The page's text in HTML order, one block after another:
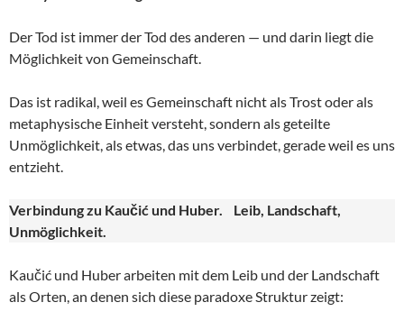
Der Tod ist immer der Tod des anderen — und darin liegt die
Möglichkeit von Gemeinschaft.
Das ist radikal, weil es Gemeinschaft nicht als Trost oder als
metaphysische Einheit versteht, sondern als geteilte
Unmöglichkeit, als etwas, das uns verbindet, gerade weil es uns
entzieht.
Verbindung zu Kaučić und Huber. Leib, Landschaft,
Unmöglichkeit.
Kaučić und Huber arbeiten mit dem Leib und der Landschaft
als Orten, an denen sich diese paradoxe Struktur zeigt: